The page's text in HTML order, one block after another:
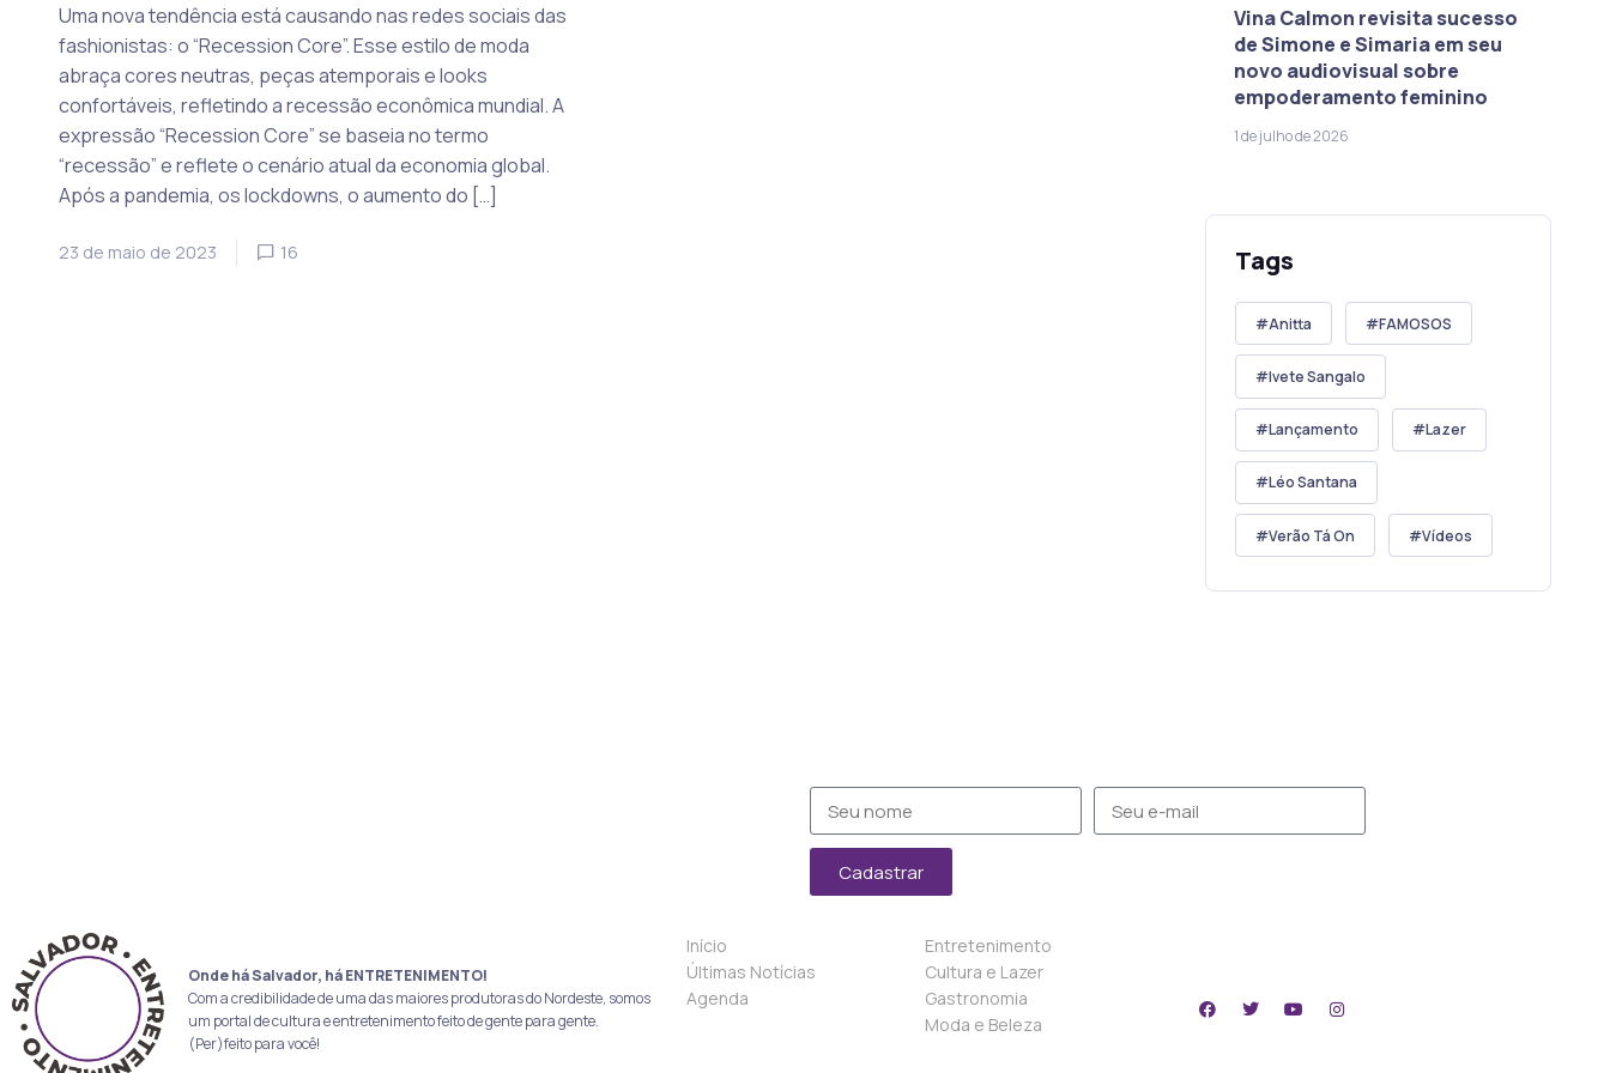
Uma nova tendência está causando nas redes sociais das
fashionistas: o “Recession Core”. Esse estilo de moda
abraça cores neutras, peças atemporais e looks
confortáveis, refletindo a recessão econômica mundial. A
expressão “Recession Core” se baseia no termo
“recessão” e reflete o cenário atual da economia global.
Após a pandemia, os lockdowns, o aumento do […]
23 de maio de 2023 16
Vina Calmon revisita sucesso
de Simone e Simaria em seu
novo audiovisual sobre
empoderamento feminino
1 de julho de 2026
Tags
Anitta FAMOSOS
Ivete Sangalo
Lançamento Lazer
Léo Santana
Verão Tá On Vídeos
Cadastrar
Onde há Salvador, há ENTRETENIMENTO!
Com a credibilidade de uma das maiores produtoras do Nordeste, somos
um portal de cultura e entretenimento feito de gente para gente.
(Per)feito para você!
Início
Últimas Notícias
Agenda
Entretenimento
Cultura e Lazer
Gastronomia
Moda e Beleza